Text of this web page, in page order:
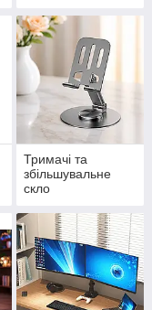
Тримачі та
збільшувальне
скло